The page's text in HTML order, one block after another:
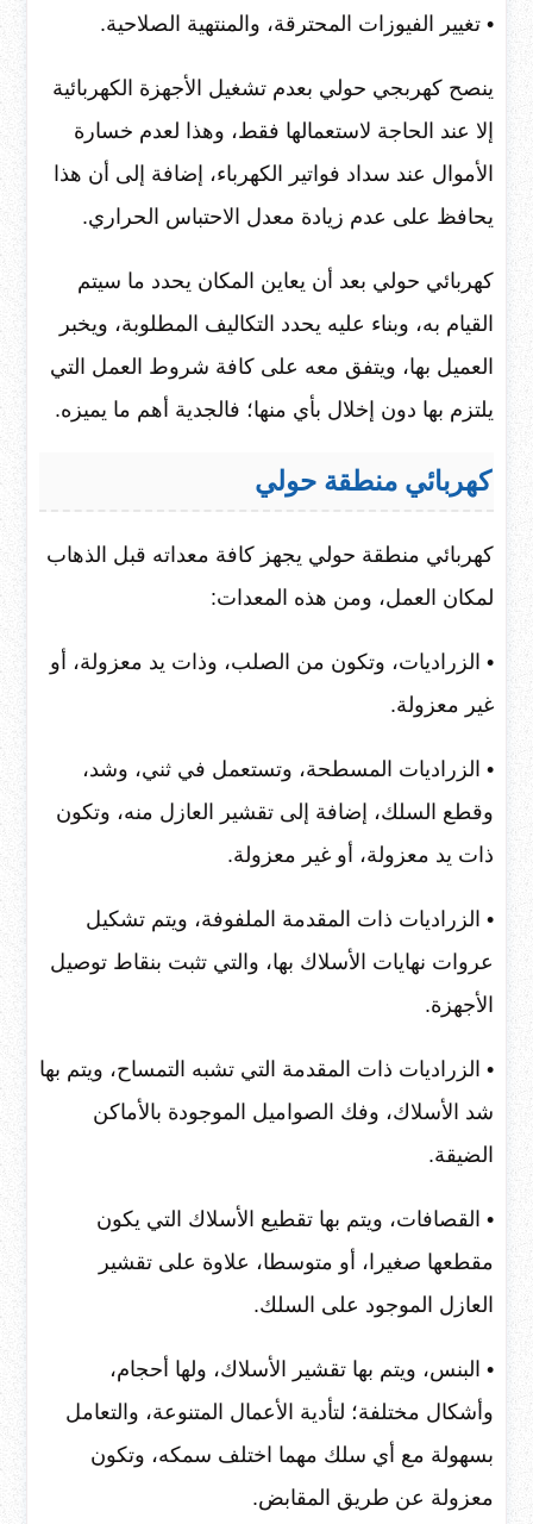
• تغيير الفيوزات المحترقة، والمنتهية الصلاحية.
ينصح كهربجي حولي بعدم تشغيل الأجهزة الكهربائية
إلا عند الحاجة لاستعمالها فقط، وهذا لعدم خسارة
الأموال عند سداد فواتير الكهرباء، إضافة إلى أن هذا
يحافظ على عدم زيادة معدل الاحتباس الحراري.
كهربائي حولي بعد أن يعاين المكان يحدد ما سيتم
القيام به، وبناء عليه يحدد التكاليف المطلوبة، ويخبر
العميل بها، ويتفق معه على كافة شروط العمل التي
يلتزم بها دون إخلال بأي منها؛ فالجدية أهم ما يميزه.
كهربائي منطقة حولي
كهربائي منطقة حولي يجهز كافة معداته قبل الذهاب
لمكان العمل، ومن هذه المعدات:
• الزراديات، وتكون من الصلب، وذات يد معزولة، أو
غير معزولة.
• الزراديات المسطحة، وتستعمل في ثني، وشد،
وقطع السلك، إضافة إلى تقشير العازل منه، وتكون
ذات يد معزولة، أو غير معزولة.
• الزراديات ذات المقدمة الملفوفة، ويتم تشكيل
عروات نهايات الأسلاك بها، والتي تثبت بنقاط توصيل
الأجهزة.
• الزراديات ذات المقدمة التي تشبه التمساح، ويتم بها
شد الأسلاك، وفك الصواميل الموجودة بالأماكن
الضيقة.
• القصافات، ويتم بها تقطيع الأسلاك التي يكون
مقطعها صغيرا، أو متوسطا، علاوة على تقشير
العازل الموجود على السلك.
• البنس، ويتم بها تقشير الأسلاك، ولها أحجام،
وأشكال مختلفة؛ لتأدية الأعمال المتنوعة، والتعامل
بسهولة مع أي سلك مهما اختلف سمكه، وتكون
معزولة عن طريق المقابض.